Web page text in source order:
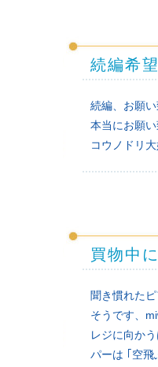
続編希望
続編、お願い
本当にお願い
コウノドリ大
買物中に
聞き慣れたピ
そうです、
レジに向か
パーは ｢空